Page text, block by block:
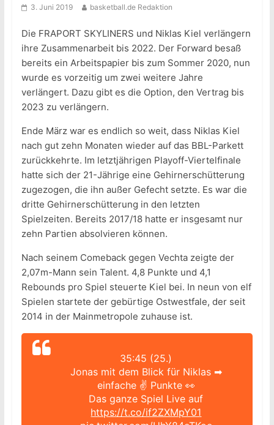
3. Juni 2019 basketball.de Redaktion
Die FRAPORT SKYLINERS und Niklas Kiel verlängern
ihre Zusammenarbeit bis 2022. Der Forward besaß
bereits ein Arbeitspapier bis zum Sommer 2020, nun
wurde es vorzeitig um zwei weitere Jahre
verlängert. Dazu gibt es die Option, den Vertrag bis
2023 zu verlängern.
Ende März war es endlich so weit, dass Niklas Kiel
nach gut zehn Monaten wieder auf das BBL-Parkett
zurückkehrte. Im letztjährigen Playoff-Viertelfinale
hatte sich der 21-Jährige eine Gehirnerschütterung
zugezogen, die ihn außer Gefecht setzte. Es war die
dritte Gehirnerschütterung in den letzten
Spielzeiten. Bereits 2017/18 hatte er insgesamt nur
zehn Partien absolvieren können.
Nach seinem Comeback gegen Vechta zeigte der
2,07m-Mann sein Talent. 4,8 Punkte und 4,1
Rebounds pro Spiel steuerte Kiel bei. In neun von elf
Spielen startete der gebürtige Ostwestfale, der seit
2014 in der Mainmetropole zuhause ist.
35:45 (25.)
Jonas mit dem Blick für Niklas ➡
einfache ✌ Punkte 👀
Das ganze Spiel Live auf
https://t.co/if2ZXMpY01